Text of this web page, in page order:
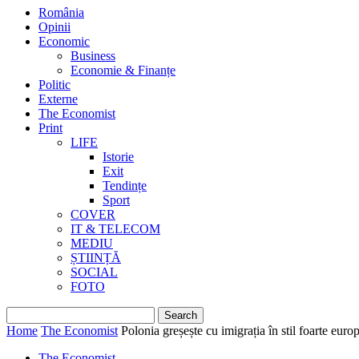
România
Opinii
Economic
Business
Economie & Finanțe
Politic
Externe
The Economist
Print
LIFE
Istorie
Exit
Tendințe
Sport
COVER
IT & TELECOM
MEDIU
ȘTIINȚĂ
SOCIAL
FOTO
Home The Economist Polonia greșește cu imigrația în stil foarte